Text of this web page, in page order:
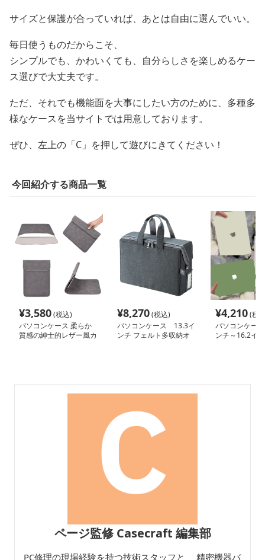
サイズと保護が合っていれば、あとは自由に選んでいい。
毎日使うものだからこそ、
シンプルでも、かわいくても、自分らしさを楽しめるケー
ス選びで大丈夫です。
ただ、それでも機能面を大事にしたい方のために、多種多
様なケースを当サイトでは用意しております。
ぜひ、左上の「C」を押して遊びにきてください！
今回紹介する商品一覧
¥3,580(税込)
パソコンケース 柔らか
質感の紳士的レザー風カ
¥8,270(税込)
パソコンケース 13.3イ
ンチ フェルト多収納オ
¥4,210(税
パソコンケー
ンチ～16.2イ
ページ監修 Casecraft 編集部
PC修理の現場経験を持つ技術スタッフと、 精密機器バ